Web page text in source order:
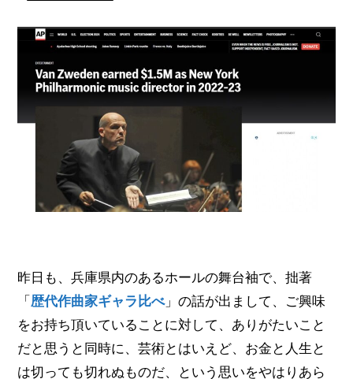
昨日も、兵庫県内のあるホールの舞台袖で、拙著
「 歴代作曲家ギャラ比べ」の話が出まして、ご興味
をお持ち頂いていることに対して、ありがたいこと
だと思うと同時に、芸術とはいえど、お金と人生と
は切っても切れぬものだ、という思いをやはりあら